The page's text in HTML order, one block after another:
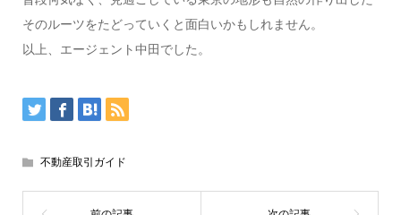
そのルーツをたどっていくと面白いかもしれません。
以上、エージェント中田でした。
不動産取引ガイド